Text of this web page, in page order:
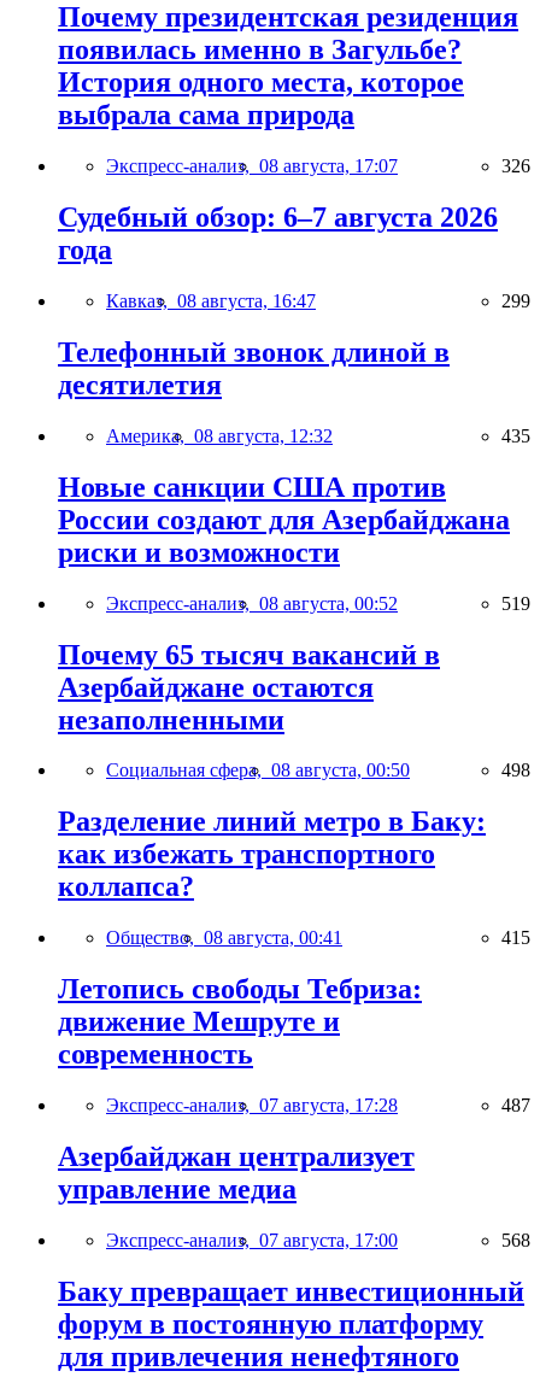
Почему президентская резиденция
появилась именно в Загульбе?
История одного места, которое
выбрала сама природа
Экспресс-анализ, 08 августа, 17:07 326
Судебный обзор: 6–7 августа 2026
года
Кавказ, 08 августа, 16:47 299
Телефонный звонок длиной в
десятилетия
Америка, 08 августа, 12:32 435
Новые санкции США против
России создают для Азербайджана
риски и возможности
Экспресс-анализ, 08 августа, 00:52 519
Почему 65 тысяч вакансий в
Азербайджане остаются
незаполненными
Социальная сфера, 08 августа, 00:50 498
Разделение линий метро в Баку:
как избежать транспортного
коллапса?
Общество, 08 августа, 00:41 415
Летопись свободы Тебриза:
движение Мешруте и
современность
Экспресс-анализ, 07 августа, 17:28 487
Азербайджан централизует
управление медиа
Экспресс-анализ, 07 августа, 17:00 568
Баку превращает инвестиционный
форум в постоянную платформу
для привлечения ненефтяного